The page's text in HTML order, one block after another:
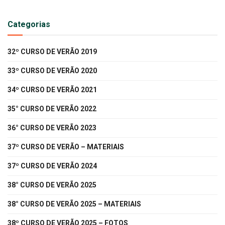
Categorias
32º CURSO DE VERÃO 2019
33º CURSO DE VERÃO 2020
34º CURSO DE VERÃO 2021
35° CURSO DE VERÃO 2022
36° CURSO DE VERÃO 2023
37º CURSO DE VERÃO – MATERIAIS
37º CURSO DE VERÃO 2024
38° CURSO DE VERÃO 2025
38° CURSO DE VERÃO 2025 – MATERIAIS
38º CURSO DE VERÃO 2025 – FOTOS